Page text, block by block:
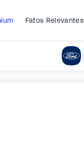
Fatos Relevantes